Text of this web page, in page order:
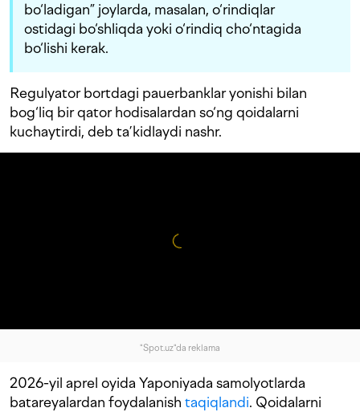
bo‘ladigan” joylarda, masalan, o‘rindiqlar
ostidagi bo‘shliqda yoki o‘rindiq cho‘ntagida
bo‘lishi kerak.
Regulyator bortdagi pauerbanklar yonishi bilan
bog‘liq bir qator hodisalardan so‘ng qoidalarni
kuchaytirdi, deb ta’kidlaydi nashr.
"Spot.uz"da reklama
2026-yil aprel oyida Yaponiyada samolyotlarda
batareyalardan foydalanish taqiqlandi. Qoidalarni